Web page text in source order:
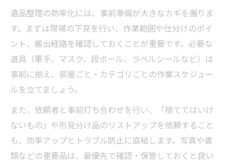
遺品整理の効率化には、事前準備が大きなカギを握りま
す。まずは現場の下見を行い、作業範囲や仕分けのポイ
ント、搬出経路を確認しておくことが重要です。必要な
道具（軍手、マスク、段ボール、ラベルシールなど）は
事前に揃え、部屋ごと・カテゴリごとの作業スケジュー
ルを立てましょう。
また、依頼者と事前打ち合わせを行い、「捨ててはいけ
ないもの」や形見分け品のリストアップを依頼すること
も、効率アップとトラブル防止に直結します。写真や書
類などの重要品は、最優先で確認・保管しておくと良い